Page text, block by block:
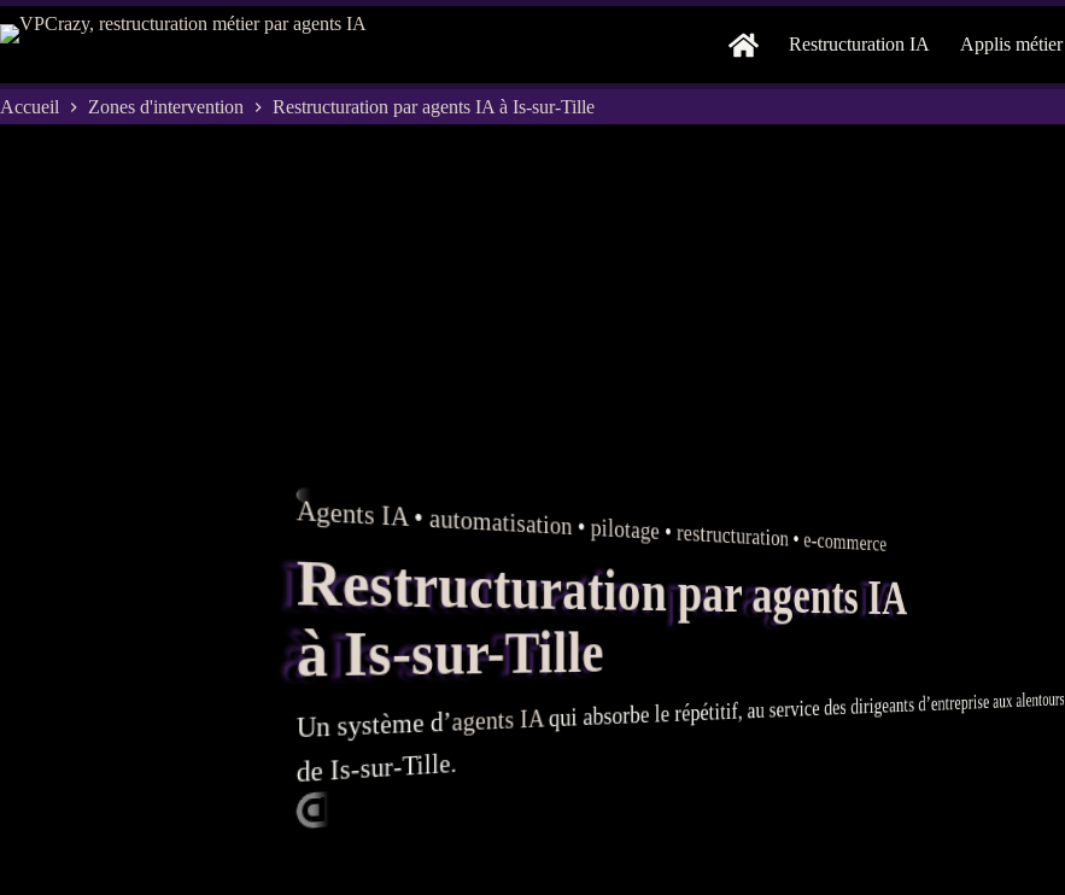
Passer
au
Restructuration IA Applis métier
Accueil
Zones d'intervention Restructuration par agents IA à Is-sur-Tille
Agents IA• automatisation • pilotage•restructuration•e-commerce
Restructuration par agents IA
à Is-sur-Tille
Un système d’agents IAqui absorbe le répétitif, au service des dirigeants d’entreprise aux alentours
de Is-sur-Tille.